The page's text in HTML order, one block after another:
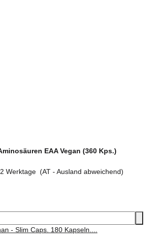
EAA Vegan (360 Kps.)
Werktage (AT - Ausland abweichend)